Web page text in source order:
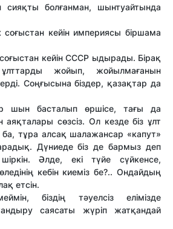
сияқты болғанман, шынтуайтында
соғыстан кейін империясы біршама
соғыстан кейін СССР ыдырады. Бірақ
жойып, жойылмағанын
Соңғысына біздер, қазақтар да
шын басталып өршісе, тағы да
аяқталары сөзсіз. Ол кезде біз ұлт
тұра алсақ шалажансар «капут»
Дүниеде біз де бармыз деп
Әлде, екі түйе сүйкенсе,
кебін киеміз бе?.. Ондайдың
етсін.
біздің тәуелсіз елімізде
саясаты жүріп жатқандай